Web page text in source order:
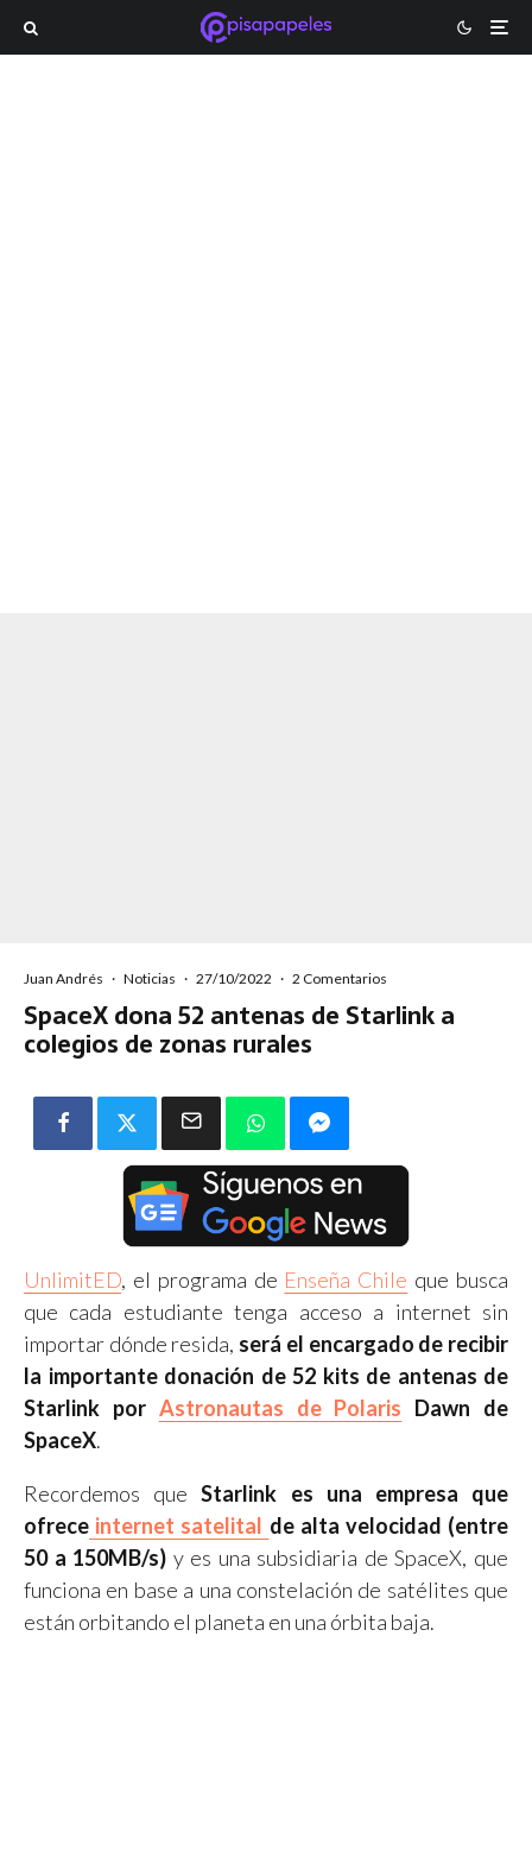
Juan Andrés · Noticias · 27/10/2022 · 2 Comentarios
SpaceX dona 52 antenas de Starlink a
colegios de zonas rurales
UnlimitED, el programa de Enseña Chile que busca
que cada estudiante tenga acceso a internet sin
importar dónde resida, será el encargado de recibir
la importante donación de 52 kits de antenas de
Starlink por Astronautas de Polaris Dawn de
SpaceX.
Recordemos queStarlink es una empresa que
ofrece internet satelital de alta velocidad (entre
50 a 150MB/s) y es una subsidiaria de SpaceX, que
funciona en base a una constelación de satélites que
están orbitando el planeta en una órbita baja.